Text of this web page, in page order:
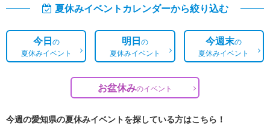
夏休みイベントカレンダーから絞り込む
今日の
夏休みイベント
明日の
夏休みイベント
今週末の
夏休みイベント
お盆休みのイベント
今週の愛知県の夏休みイベントを探している方はこちら！